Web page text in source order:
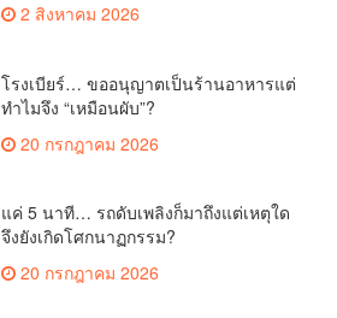
2 สิงหาคม 2026
โรงเบียร์… ขออนุญาตเป็นร้านอาหารแต่
ทำไมจึง “เหมือนผับ”?
20 กรกฎาคม 2026
แค่ 5 นาที… รถดับเพลิงก็มาถึงแต่เหตุใด
จึงยังเกิดโศกนาฏกรรม?
20 กรกฎาคม 2026